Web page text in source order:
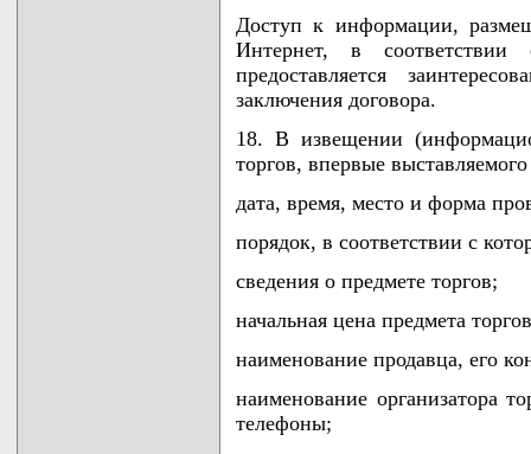
Доступ к информации,
Интернет, в
предоставляется
заключения договора.
18. В извещении
торгов, впервые
дата, время, место и форма
порядок, в соответствии с
сведения о предмете торгов;
начальная цена предмета
наименование продавца, его
наименование организатора
телефоны;